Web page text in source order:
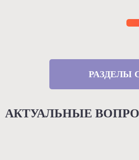
РАЗДЕЛЫ
АКТУАЛЬНЫЕ